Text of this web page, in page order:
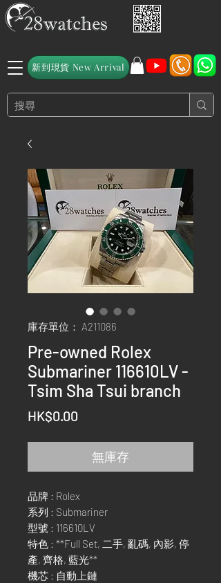
新到現貨 New Arrival
庫存單位： A211086
Pre-owned Rolex
Submariner 116610LV -
Tsim Sha Tsui branch
HK$0.00
無庫存
品牌 : Rolex
系列 : Submariner
型號 : 116610LV
特色 : **Full Set, 二手, 亂碼, 內影, 停
產, 齊格, 藍光**
機芯 : 自動上鏈